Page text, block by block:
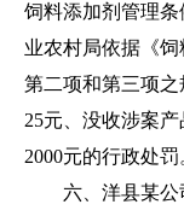
饲料添加剂管理
业农村局依据《
第二项和第三项
25元、没收涉案
2000元的行政处罚
六、洋县某